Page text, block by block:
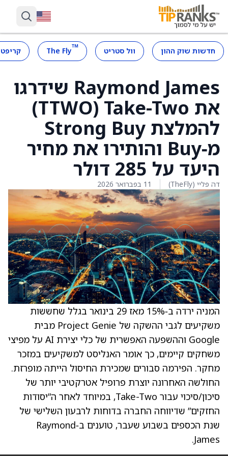
חדשות שוק ההון וול סטריט ™
The Fly
Raymond James שידרגו
את Take-Two ‏(TTWO)
להמלצת Strong Buy
מ‑Buy והותירו את מחיר
היעד על 285 דולר
דה פליי (TheFly) 11 בפברואר 2026
המניה ירדה ב‑15% מאז 29 בינואר בגלל שחששות
משקיעים לגבי ההשקה של Project Genie מבית
Google וההשפעה האפשרית של כלי יצירת AI על מפיצי
משחקים קיימים, כך אומר האנליסט למשקיעים במזכר
מחקר. הפירמה סבורים שמכירת החיסול הייתה מופרזת.
החולשה האחרונה יוצרת פרופיל אטרקטיבי יותר של
סיכון/סיכוי עבור Take-Two, במיוחד לאחר ה”יסודות
החזקים” שדיווחה החברה בדוחות לרבעון השלישי של
שנת הכספים בשבוע שעבר, טוענים ב‑Raymond
James.